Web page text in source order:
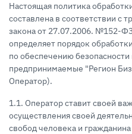
Настоящая политика
составлена в соответствии с
закона от 27.07.2006. №152-
определяет порядок
по обеспечению
предпринимаемые "Регион
Оператор).
1.1. Оператор ставит своей
осуществления своей
свобод человека и